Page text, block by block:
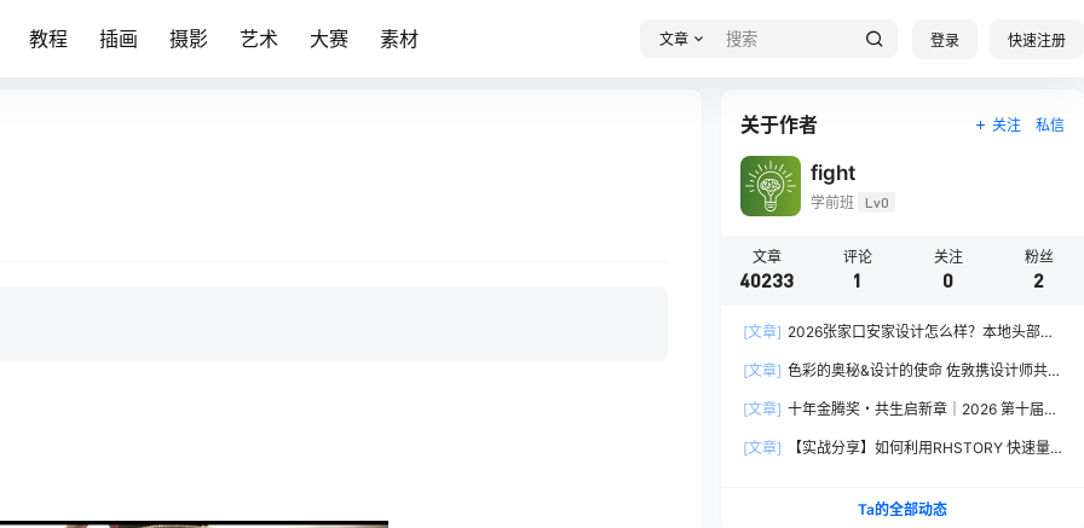
教程 插画 摄影 艺术 大赛 素材 文章 登录 快速注册
关于作者 关注 私信
fight
学前班 Lv0
文章
40233
评论
1
关注
0
粉丝
2
[文章] 2026张家口安家设计怎么样？本地头部全
[文章] 色彩的奥秘&设计的使命 佐敦携设计师共探
[文章] 十年金腾奖・共生启新章｜2026 第十届金
[文章]
【实战分享】如何利用RHSTORY 快速量
Ta的全部动态